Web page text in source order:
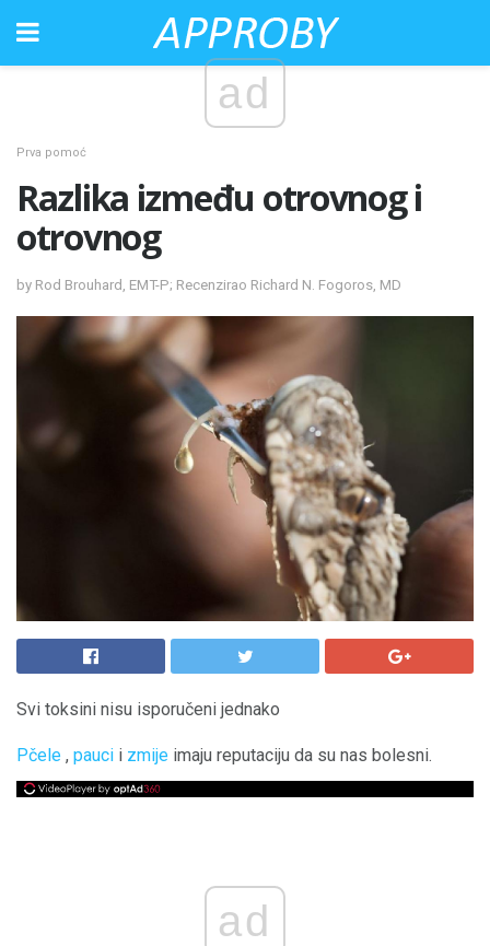
ad
Prva pomoć
Razlika između otrovnog i
otrovnog
by Rod Brouhard, EMT-P; Recenzirao Richard N. Fogoros, MD
Svi toksini nisu isporučeni jednako
Pčele , pauci i zmije imaju reputaciju da su nas bolesni.
ad